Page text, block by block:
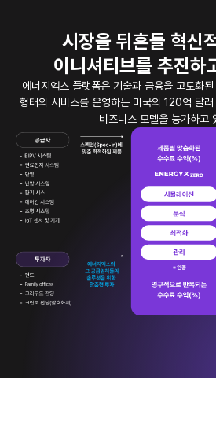
시장을 뒤흔들 혁신
이니셔티브를 추진하
에너지엑스 플랫폼은 기술과 금융을 고도화된
형태의 서비스를 운영하는 미국의 120억 달
비즈니스 모델을 능가하고